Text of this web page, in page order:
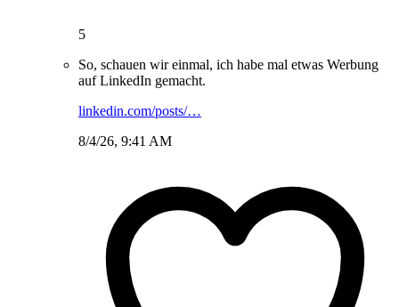
5
So, schauen wir einmal, ich habe mal etwas Werbung
auf LinkedIn gemacht.
linkedin.com/posts/…
8/4/26, 9:41 AM